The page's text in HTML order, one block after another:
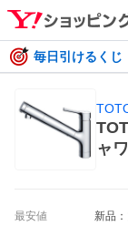
毎日引けるく
ャ
最安値 新品：